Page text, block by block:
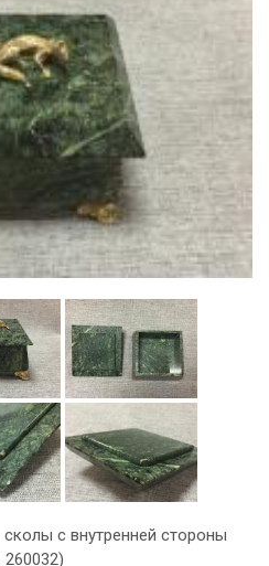
с внутренней стороны